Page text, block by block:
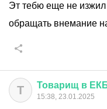
Эт тебю еще не
обращать внемание
Т Товарищ в
15:38, 23.01.2025